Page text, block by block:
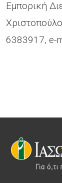
Εμπορική
6383917, e-